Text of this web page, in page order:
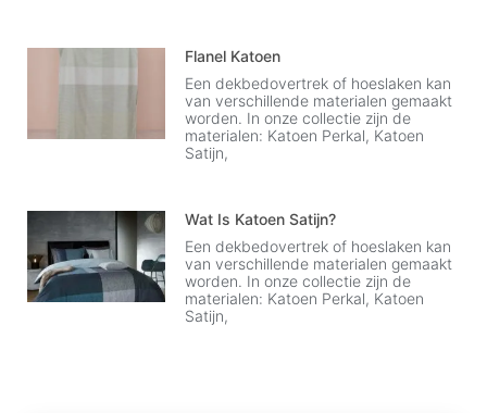
Flanel Katoen
Een dekbedovertrek of hoeslaken kan
van verschillende materialen gemaakt
worden. In onze collectie zijn de
materialen: Katoen Perkal, Katoen
Satijn,
Wat Is Katoen Satijn?
Een dekbedovertrek of hoeslaken kan
van verschillende materialen gemaakt
worden. In onze collectie zijn de
materialen: Katoen Perkal, Katoen
Satijn,